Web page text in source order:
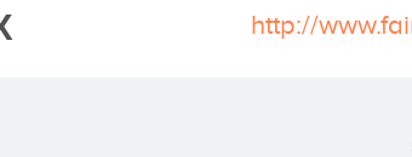
http://